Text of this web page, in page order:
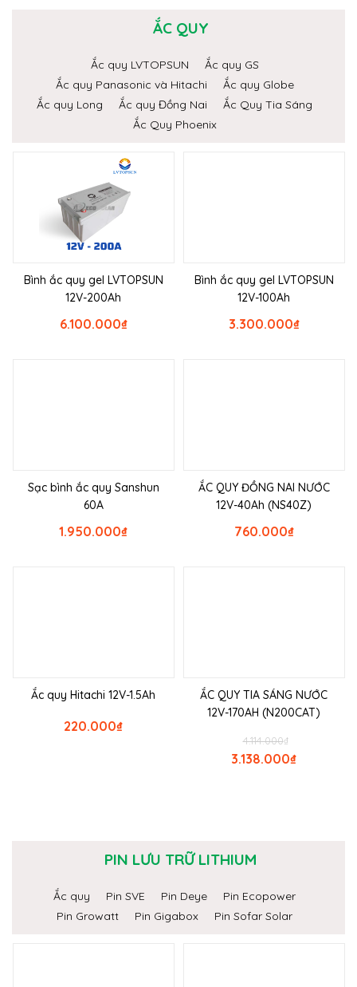
ẮC QUY
Ắc quy LVTOPSUN
Ắc quy GS
Ắc quy Panasonic và Hitachi
Ắc quy Globe
Ắc quy Long
Ắc quy Đồng Nai
Ắc Quy Tia Sáng
Ắc Quy Phoenix
Bình ắc quy gel LVTOPSUN
12V-200Ah
₫
6.100.000
Bình ắc quy gel LVTOPSUN
12V-100Ah
₫
3.300.000
Sạc bình ắc quy Sanshun
60A
₫
1.950.000
ẮC QUY ĐỒNG NAI NƯỚC
12V-40Ah (NS40Z)
₫
760.000
Ắc quy Hitachi 12V-1.5Ah
₫
220.000
ẮC QUY TIA SÁNG NƯỚC
12V-170AH (N200CAT)
₫
4.114.000
₫
3.138.000
PIN LƯU TRỮ LITHIUM
Ắc quy Pin SVE Pin Deye
Pin Ecopower
Pin Growatt
Pin Gigabox Pin Sofar Solar